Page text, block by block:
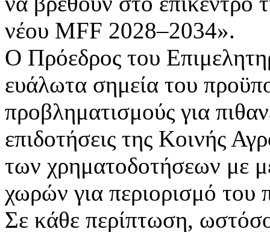
νέου MFF 2028–2034».
Ο Πρόεδρος του
ευάλωτα σημεία του
προβληματισμούς για
επιδοτήσεις της Κοινής
των χρηματοδοτήσεων με
χωρών για περιορισμό του
Σε κάθε περίπτωση,